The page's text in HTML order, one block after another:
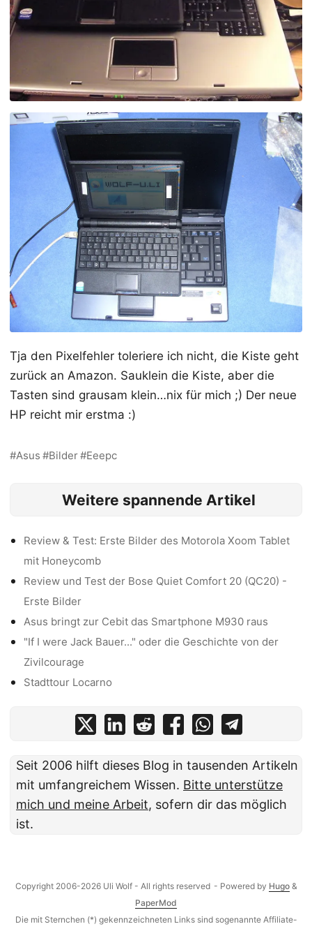
Tja den Pixelfehler toleriere ich nicht, die Kiste geht
zurück an Amazon. Sauklein die Kiste, aber die
Tasten sind grausam klein…nix für mich ;) Der neue
HP reicht mir erstma :)
Asus Bilder Eeepc
Weitere spannende Artikel
Review & Test: Erste Bilder des Motorola Xoom Tablet
mit Honeycomb
Review und Test der Bose Quiet Comfort 20 (QC20) -
Erste Bilder
Asus bringt zur Cebit das Smartphone M930 raus
"If I were Jack Bauer..." oder die Geschichte von der
Zivilcourage
Stadttour Locarno
Seit 2006 hilft dieses Blog in tausenden Artikeln
mit umfangreichem Wissen. Bitte unterstütze
mich und meine Arbeit, sofern dir das möglich
ist.
Copyright 2006-2026 Uli Wolf - All rights reserved - Powered by Hugo &
PaperMod
Die mit Sternchen (*) gekennzeichneten Links sind sogenannte Affiliate-